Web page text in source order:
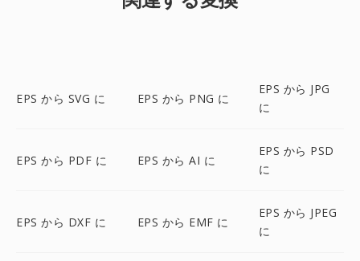
EPS から SVG に EPS から PNG に
EPS から JPG
に
EPS から PDF に EPS から AI に
EPS から PSD
に
EPS から DXF に EPS から EMF に
EPS から JPEG
に